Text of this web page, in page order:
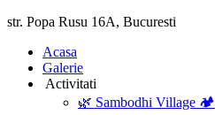
str. Popa Rusu 16A, Bucuresti
‎Acasa
Galerie
‎ ‎Activitati‎
🌿 Sambodhi Village 🏕️